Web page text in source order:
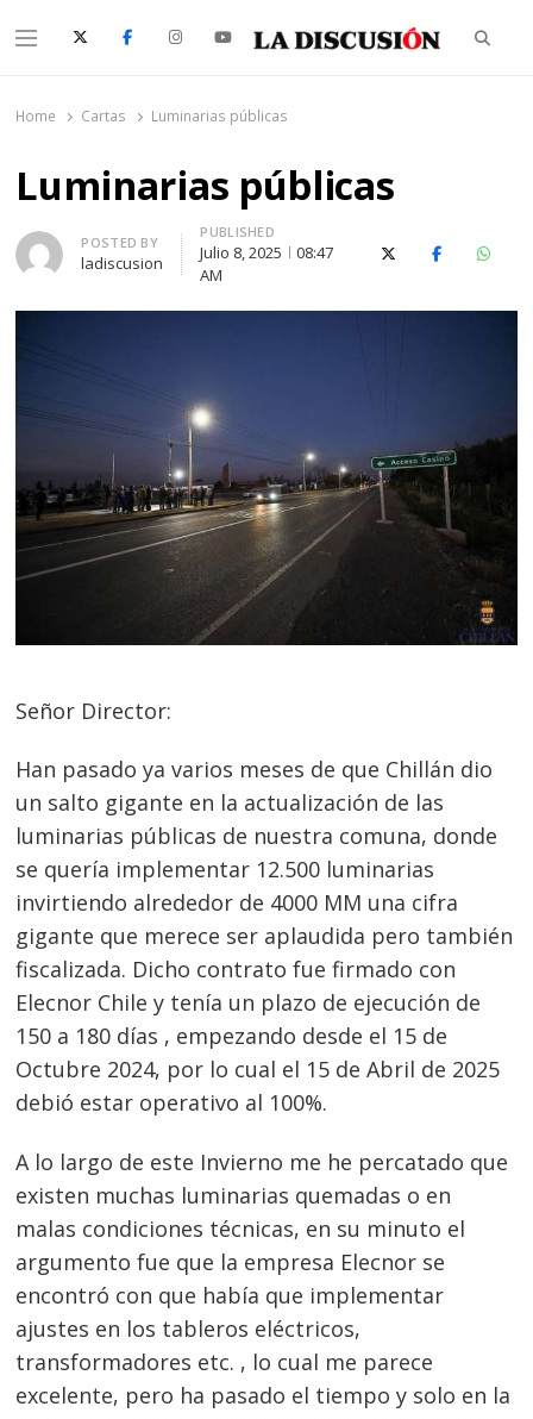
Menu
Home Cartas Luminarias públicas
Luminarias públicas
Author
POSTED BY
ladiscusion
PUBLISHED
Julio 8, 2025
08:47
AM
X (Twitter)Facebook
Señor Director:
Han pasado ya varios meses de que Chillán dio
un salto gigante en la actualización de las
luminarias públicas de nuestra comuna, donde
se quería implementar 12.500 luminarias
invirtiendo alrededor de 4000 MM una cifra
gigante que merece ser aplaudida pero también
fiscalizada. Dicho contrato fue firmado con
Elecnor Chile y tenía un plazo de ejecución de
150 a 180 días , empezando desde el 15 de
Octubre 2024, por lo cual el 15 de Abril de 2025
debió estar operativo al 100%.
A lo largo de este Invierno me he percatado que
existen muchas luminarias quemadas o en
malas condiciones técnicas, en su minuto el
argumento fue que la empresa Elecnor se
encontró con que había que implementar
ajustes en los tableros eléctricos,
transformadores etc. , lo cual me parece
excelente, pero ha pasado el tiempo y solo en la